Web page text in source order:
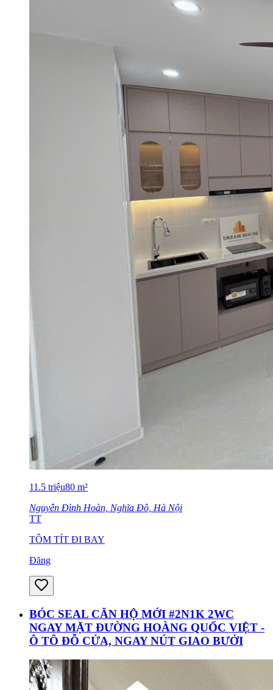
11.5 triệu80 m²
Nguyễn Đình Hoàn, Nghĩa Đô, Hà Nội
TT
TÔM TÍT ĐI BAY
Đăng
BÓC SEAL CĂN HỘ MỚI #2N1K 2WC
NGAY MẶT ĐƯỜNG HOÀNG QUỐC VIỆT -
Ô TÔ ĐỖ CỬA, NGAY NÚT GIAO BƯỞI